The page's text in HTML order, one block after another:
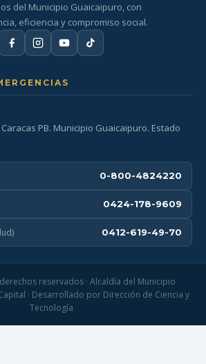
del Municipio Guaicaipuro, con
eficiencia y compromiso social.
PB. Municipio Guaicaipuro. Estado
0-800-4824220
0424-178-9609
0412-619-49-70
reservados · Alcaldía del Municipio
· Desarrollado por Dirección de Ciencia y
Tecnología